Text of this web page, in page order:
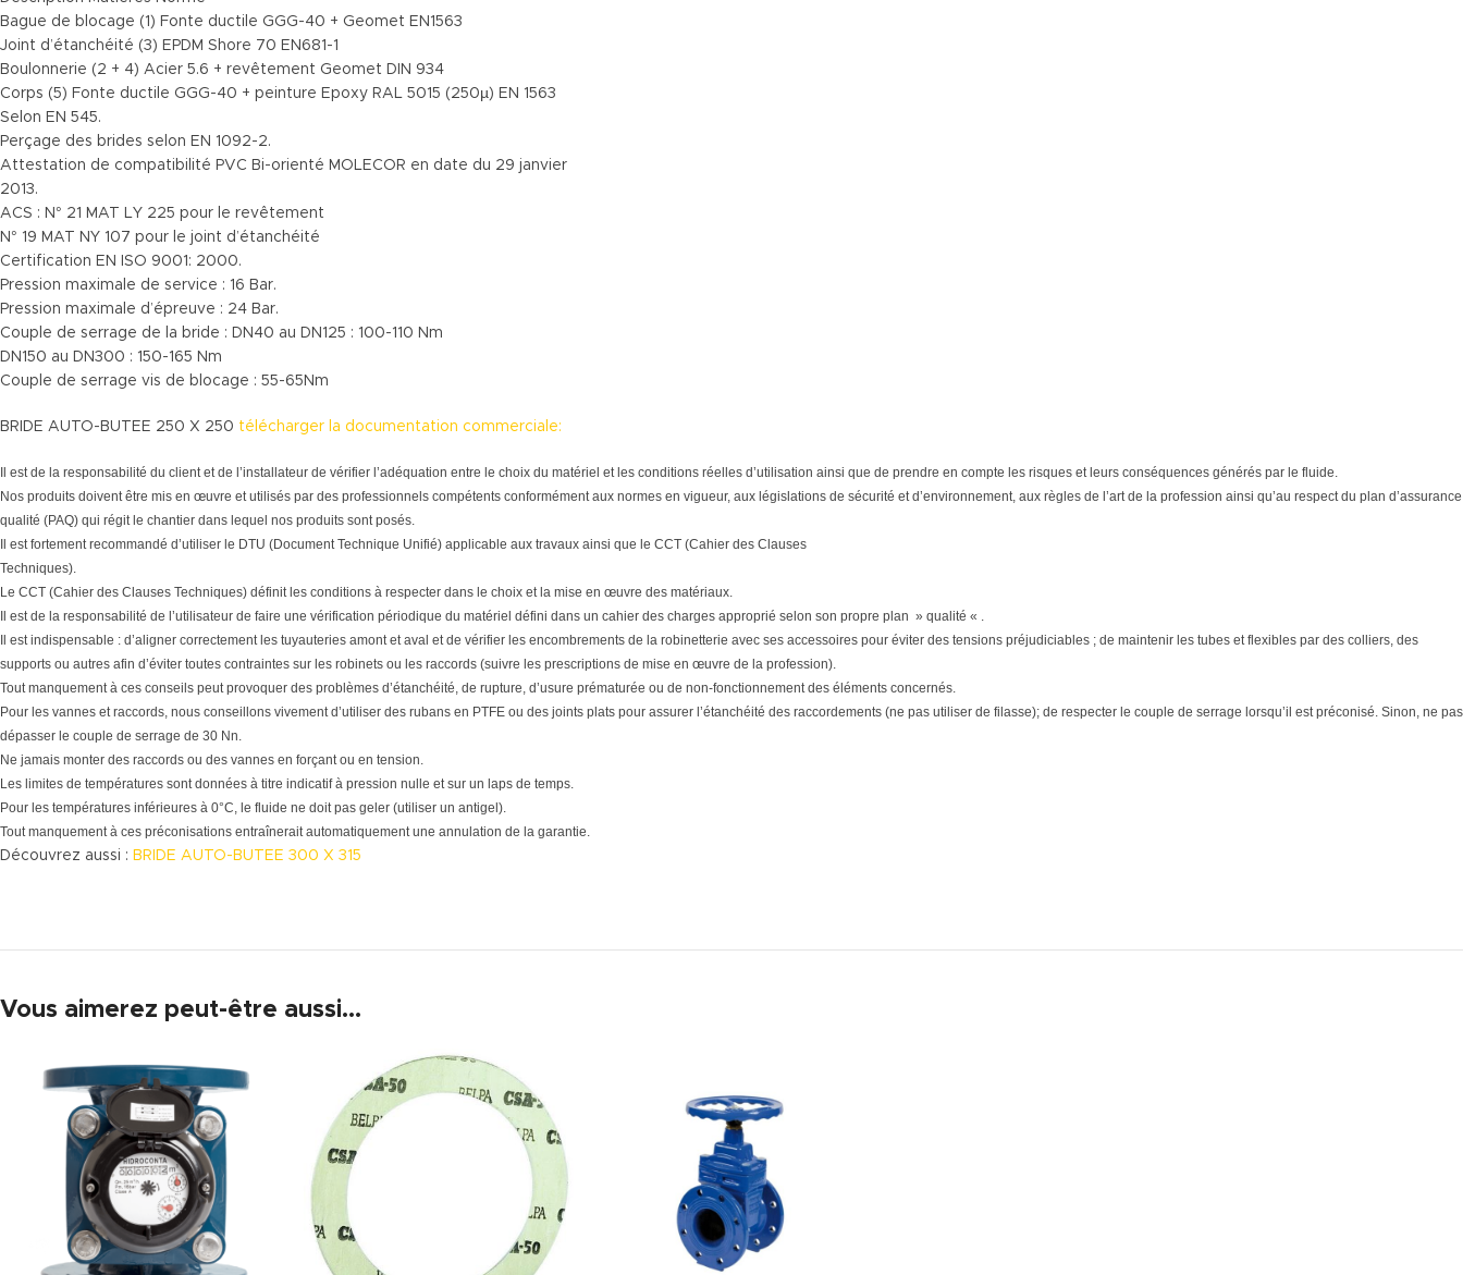
Bague de blocage (1) Fonte ductile GGG-40 + Geomet EN1563
Joint d’étanchéité (3) EPDM Shore 70 EN681-1
Boulonnerie (2 + 4) Acier 5.6 + revêtement Geomet DIN 934
Corps (5) Fonte ductile GGG-40 + peinture Epoxy RAL 5015 (250µ) EN 1563
Selon EN 545.
Perçage des brides selon EN 1092-2.
Attestation de compatibilité PVC Bi-orienté MOLECOR en date du 29 janvier
2013.
ACS : N° 21 MAT LY 225 pour le revêtement
N° 19 MAT NY 107 pour le joint d’étanchéité
Certification EN ISO 9001: 2000.
Pression maximale de service : 16 Bar.
Pression maximale d’épreuve : 24 Bar.
Couple de serrage de la bride : DN40 au DN125 : 100-110 Nm
DN150 au DN300 : 150-165 Nm
Couple de serrage vis de blocage : 55-65Nm
BRIDE AUTO-BUTEE 250 X 250 télécharger la documentation commerciale:
Il est de la responsabilité du client et de l’installateur de vérifier l’adéquation entre le choix du matériel et les conditions réelles d’utilisation ainsi que de prendre en compte les risques et leurs conséquences générés par le fluide.
Nos produits doivent être mis en œuvre et utilisés par des professionnels compétents conformément aux normes en vigueur, aux législations de sécurité et d’environnement, aux règles de l’art de la profession ainsi qu’au respect du plan d’assurance
qualité (PAQ) qui régit le chantier dans lequel nos produits sont posés.
Il est fortement recommandé d’utiliser le DTU (Document Technique Unifié) applicable aux travaux ainsi que le CCT (Cahier des Clauses
Techniques).
Le CCT (Cahier des Clauses Techniques) définit les conditions à respecter dans le choix et la mise en œuvre des matériaux.
Il est de la responsabilité de l’utilisateur de faire une vérification périodique du matériel défini dans un cahier des charges approprié selon son propre plan » qualité « .
Il est indispensable : d’aligner correctement les tuyauteries amont et aval et de vérifier les encombrements de la robinetterie avec ses accessoires pour éviter des tensions préjudiciables ; de maintenir les tubes et flexibles par des colliers, des
supports ou autres afin d’éviter toutes contraintes sur les robinets ou les raccords (suivre les prescriptions de mise en œuvre de la profession).
Tout manquement à ces conseils peut provoquer des problèmes d’étanchéité, de rupture, d’usure prématurée ou de non-fonctionnement des éléments concernés.
Pour les vannes et raccords, nous conseillons vivement d’utiliser des rubans en PTFE ou des joints plats pour assurer l’étanchéité des raccordements (ne pas utiliser de filasse); de respecter le couple de serrage lorsqu’il est préconisé. Sinon, ne pas
dépasser le couple de serrage de 30 Nn.
Ne jamais monter des raccords ou des vannes en forçant ou en tension.
Les limites de températures sont données à titre indicatif à pression nulle et sur un laps de temps.
Pour les températures inférieures à 0°C, le fluide ne doit pas geler (utiliser un antigel).
Tout manquement à ces préconisations entraînerait automatiquement une annulation de la garantie.
Découvrez aussi : BRIDE AUTO-BUTEE 300 X 315
Vous aimerez peut-être aussi…